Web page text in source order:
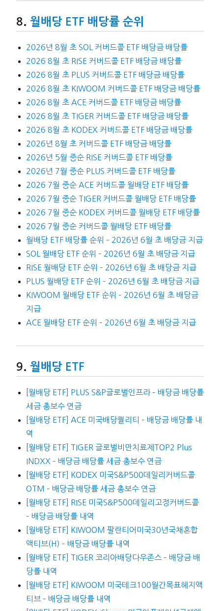
월배당 ETF 배당률 순위
2026년 8월 초 SOL 커버드콜 ETF 배당금 배당률
2026 8월 초 RISE 커버드콜 ETF 배당금 배당률
2026 8월 초 PLUS 커버드콜 ETF 배당금 배당률
2026 8월 초 KIWOOM 커버드콜 ETF 배당금 배당률
2026 8월 초 ACE 커버드콜 ETF 배당금 배당률
2026 8월 초 TIGER 커버드콜 ETF 배당금 배당률
2026 8월 초 KODEX 커버드콜 ETF 배당금 배당률
2026년 8월 초 커버드콜 ETF 배당금 배당률
2026년 5월 중순 RISE 커버드콜 ETF 배당률
2026년 7월 중순 PLUS 커버드콜 ETF 배당률
2026 7월 중순 ACE 커버드콜 월배당 ETF 배당률
2026 7월 중순 TIGER 커버드콜 월배당 ETF 배당률
2026 7월 중순 KODEX 커버드콜 월배당 ETF 배당률
2026 7월 중순 커버드콜 월배당 ETF 배당률
월배당 ETF 배당률 순위 – 2026년 6월 초 배당금 지급
SOL 월배당 ETF 순위 – 2026년 6월 초 배당금 지급
RISE 월배당 ETF 순위 – 2026년 6월 초 배당금 지급
PLUS 월배당 ETF 순위 – 2026년 6월 초 배당금 지급
KIWOOM 월배당 ETF 순위 – 2026년 6월 초 배당금
지급
ACE 월배당 ETF 순위 – 2026년 6월 초 배당금 지급
월배당 ETF
[월배당 ETF] PLUS S&P글로벌인프라 – 배당금 배당률
세금 총보수 연금
[월배당 ETF] ACE 미국배당퀄리티 – 배당금 배당률 내
역
[월배당 ETF] TIGER 글로벌비만치료제TOP2 Plus
INDXX – 배당금 배당률 세금 총보수 연금
[월배당 ETF] KODEX 미국S&P500데일리커버드콜
OTM – 배당금 배당률 세금 총보수 연금
[월배당 ETF] RISE 미국S&P500데일리고정커버드콜
– 배당금 배당률 내역
[월배당 ETF] KIWOOM 팔란티어미국30년국채혼합
액티브(H) – 배당금 배당률 내역
[월배당 ETF] TIGER 코리아배당다우존스 – 배당금 배
당률 내역
[월배당 ETF] KIWOOM 미국테크100월간목표헤지액
티브 – 배당금 배당률 내역